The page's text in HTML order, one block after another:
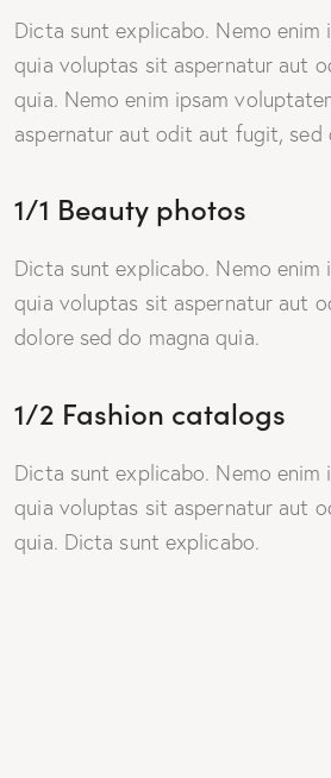
Dicta sunt explicabo. Nemo enim
quia voluptas sit aspernatur aut
quia. Nemo enim ipsam
aspernatur aut odit aut fugit, sed
1/1 Beauty photos
Dicta sunt explicabo. Nemo enim
quia voluptas sit aspernatur aut
dolore sed do magna quia.
1/2 Fashion catalogs
Dicta sunt explicabo. Nemo enim
quia voluptas sit aspernatur aut
quia. Dicta sunt explicabo.